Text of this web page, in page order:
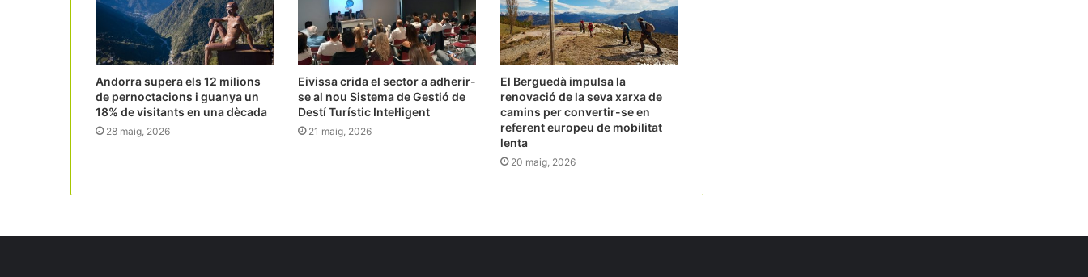
Andorra supera els 12 milions
de pernoctacions i guanya un
18% de visitants en una dècada
28 maig, 2026
Eivissa crida el sector a adherir-
se al nou Sistema de Gestió de
Destí Turístic Intel·ligent
21 maig, 2026
El Berguedà impulsa la
renovació de la seva xarxa de
camins per convertir-se en
referent europeu de mobilitat
lenta
20 maig, 2026